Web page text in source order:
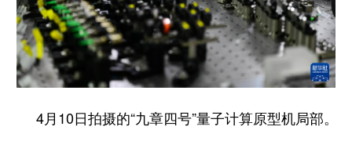
食品 人居 信息化 数字经济
学术中国 乡村振兴 银龄 溯源中国
城市 旅游 能源 会展
彩票 娱乐 时尚 悦读
4月10日拍摄的“九章四号”量子计算原型机局部。